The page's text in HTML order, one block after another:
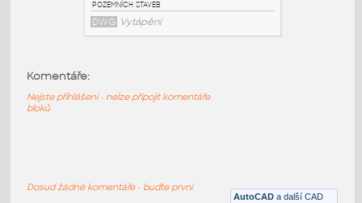
DWG Vytápění
pozemních staveb
AutoCAD a další CAD
Komentáře:
Nejste přihlášeni - nelze připojit komentáře
bloků
Dosud žádné komentáře - buďte první